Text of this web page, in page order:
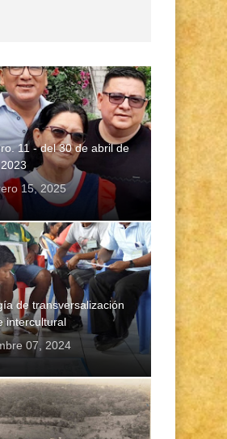
11 - del 30 de abril de
2023
15, 2025
de transversalización
intercultural
07, 2024